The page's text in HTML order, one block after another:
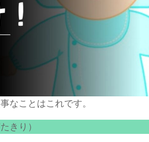
なことはこれです。
きり）